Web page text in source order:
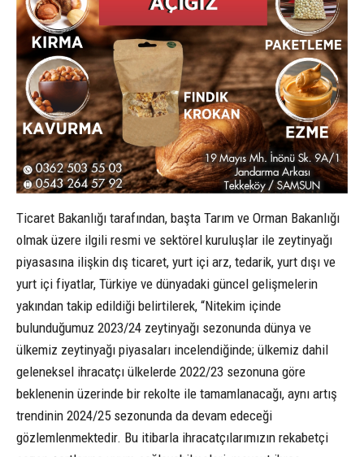
Ticaret Bakanlığı tarafından, başta Tarım ve Orman Bakanlığı
olmak üzere ilgili resmi ve sektörel kuruluşlar ile zeytinyağı
piyasasına ilişkin dış ticaret, yurt içi arz, tedarik, yurt dışı ve
yurt içi fiyatlar, Türkiye ve dünyadaki güncel gelişmelerin
yakından takip edildiği belirtilerek, “Nitekim içinde
bulunduğumuz 2023/24 zeytinyağı sezonunda dünya ve
ülkemiz zeytinyağı piyasaları incelendiğinde; ülkemiz dahil
geleneksel ihracatçı ülkelerde 2022/23 sezonuna göre
beklenenin üzerinde bir rekolte ile tamamlanacağı, aynı artış
trendinin 2024/25 sezonunda da devam edeceği
gözlemlenmektedir. Bu itibarla ihracatçılarımızın rekabetçi